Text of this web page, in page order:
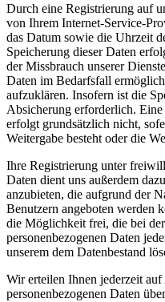
Durch eine Registrierung auf
von Ihrem Internet-Service-
das Datum sowie die Uhrzeit
Speicherung dieser Daten
der Missbrauch unserer
Daten im Bedarfsfall
aufzuklären. Insofern ist die
Absicherung erforderlich.
erfolgt grundsätzlich nicht,
Weitergabe besteht oder die
Ihre Registrierung unter
Daten dient uns außerdem
anzubieten, die aufgrund der
Benutzern angeboten werden
die Möglichkeit frei, die bei
personenbezogenen Daten
unserem dem Datenbestand
Wir erteilen Ihnen jederzeit
personenbezogenen Daten